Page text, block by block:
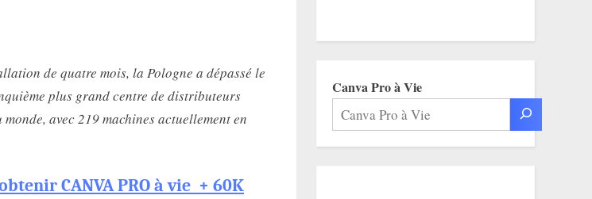
de quatre mois, la Pologne a dépassé le
plus grand centre de distributeurs
avec 219 machines actuellement en
CANVA PRO à vie + 60K
Canva Pro à Vie